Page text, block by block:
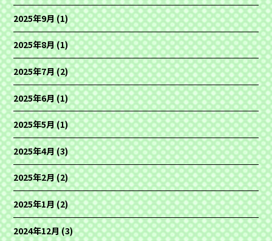
2025年9月(1)
2025年8月(1)
2025年7月(2)
2025年6月(1)
2025年5月(1)
2025年4月(3)
2025年2月(2)
2025年1月(2)
2024年12月(3)